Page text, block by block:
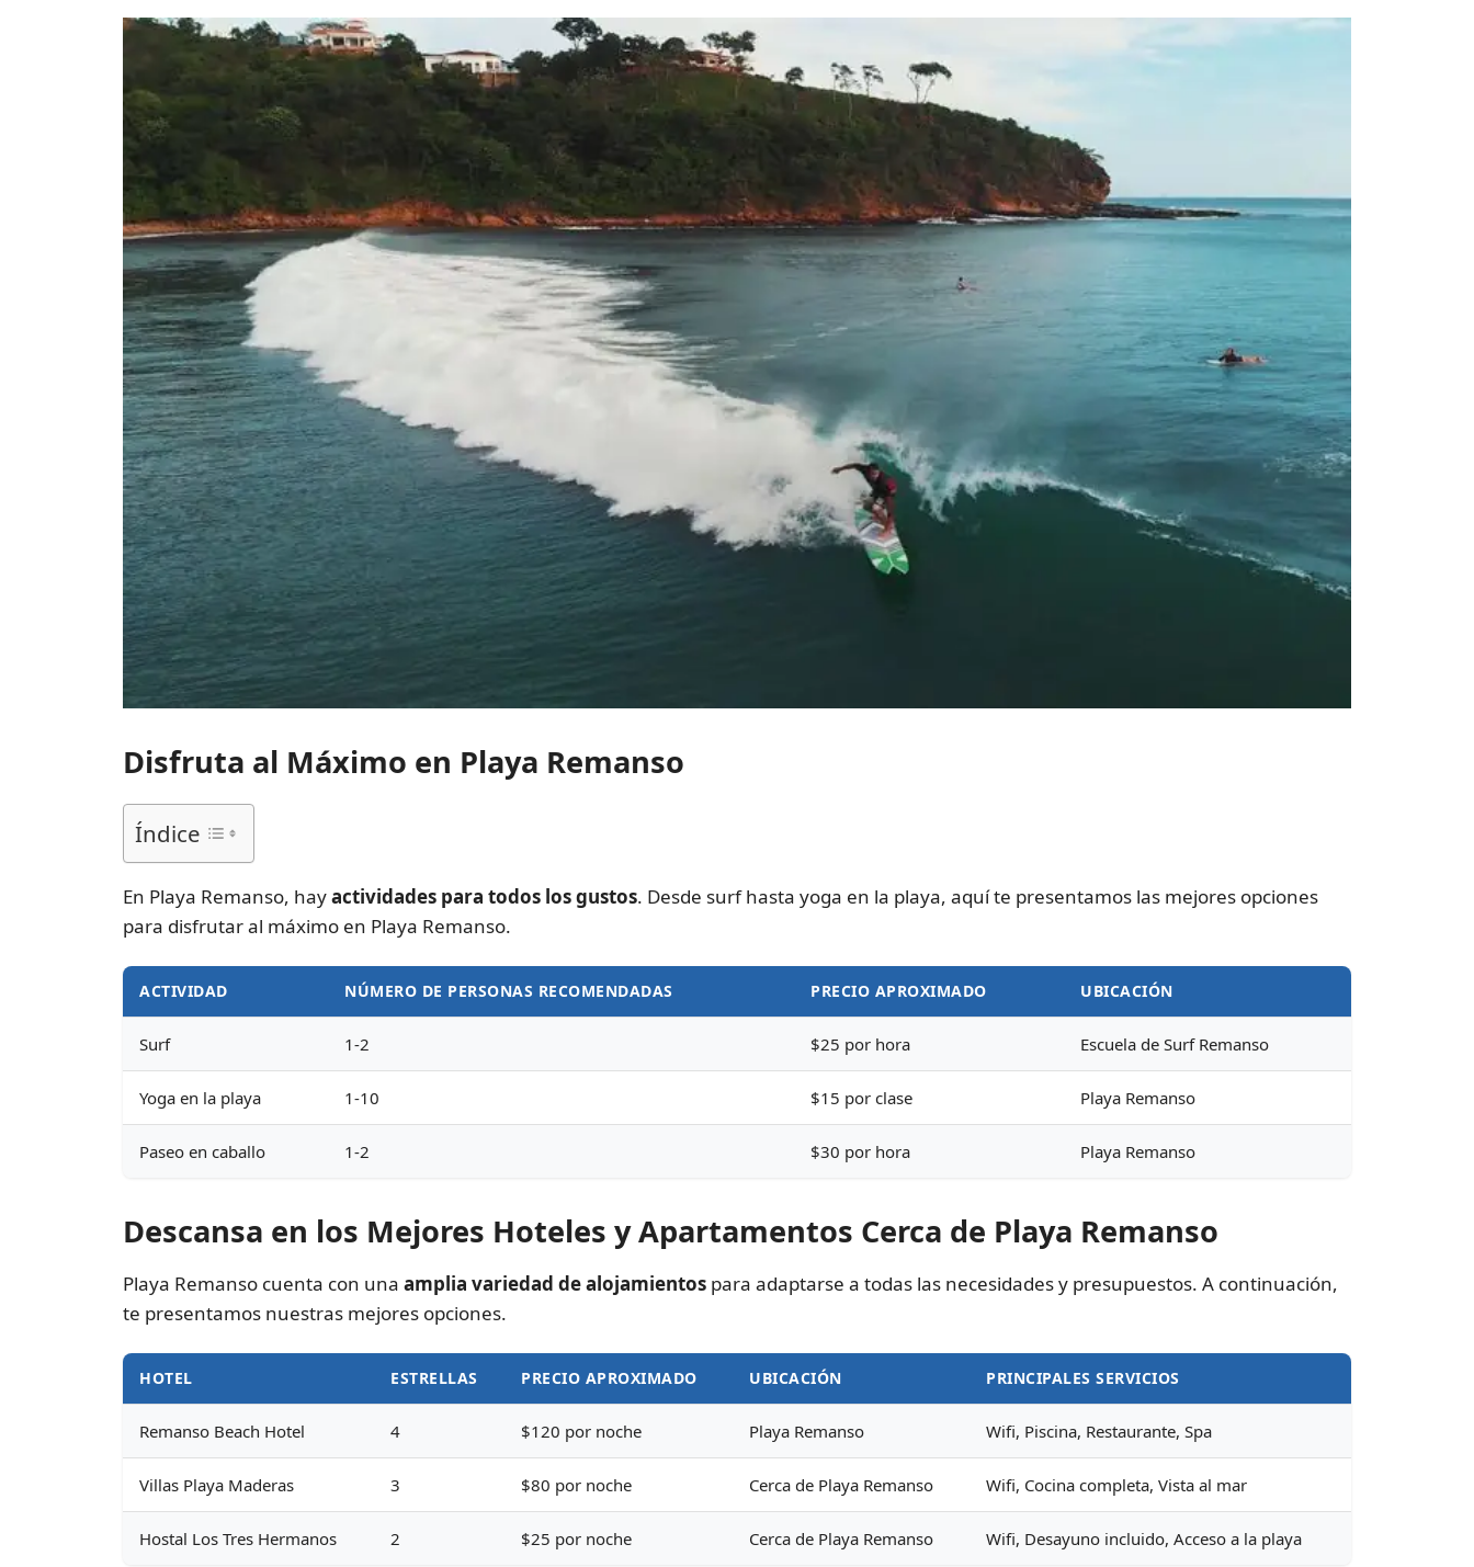
Disfruta al Máximo en Playa Remanso
Índice
En Playa Remanso, hayactividades para todos los gustos. Desde surf hasta yoga en la playa, aquí te presentamos las mejores opciones
para disfrutar al máximo en Playa Remanso.
ACTIVIDAD NÚMERO DE PERSONAS RECOMENDADAS PRECIO APROXIMADO UBICACIÓN
Surf 1-2 $25 por hora Escuela de Surf Remanso
Yoga en la playa 1-10 $15 por clase Playa Remanso
Paseo en caballo 1-2 $30 por hora Playa Remanso
Descansa en los Mejores Hoteles y Apartamentos Cerca de Playa Remanso
Playa Remanso cuenta con una amplia variedad de alojamientos para adaptarse a todas las necesidades y presupuestos. A continuación,
te presentamos nuestras mejores opciones.
HOTEL ESTRELLAS PRECIO APROXIMADO UBICACIÓN PRINCIPALES SERVICIOS
Remanso Beach Hotel 4 $120 por noche Playa Remanso Wifi, Piscina, Restaurante, Spa
Villas Playa Maderas 3 $80 por noche Cerca de Playa Remanso Wifi, Cocina completa, Vista al mar
Hostal Los Tres Hermanos 2 $25 por noche Cerca de Playa Remanso Wifi, Desayuno incluido, Acceso a la playa